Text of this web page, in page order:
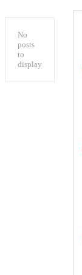
No
posts
to
display